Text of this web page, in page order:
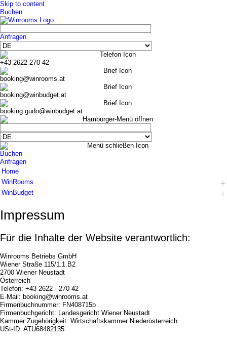
Skip to content
Buchen
Anfragen
+43 2622 270 42
booking@winrooms.at
booking@winbudget.at
booking.gudo@winbudget.at
Buchen
Anfragen
Home
WinRooms
Hotel
Frühstück
Bar-Lounge
Bildergalerie
Gruppen & Geschäftsreisende
Teambuilding
Angebote
Kontakt
Jobs
WinBudget
Zimmer Wiener Neustadt
Zimmer Guntramsdorf
Frühstück
Seminare
Gruppen & Geschäftsreisende
Teambuilding
Angebote
Kontakt
Jobs
Impressum
Für die Inhalte der Website verantwortlich:
Winrooms Betriebs GmbH
Wiener Straße 115/1.1.B2
2700 Wiener Neustadt
Österreich
Telefon: +43 2622 - 270 42
E-Mail: booking@winrooms.at
Firmenbuchnummer: FN408715b
Firmenbuchgericht: Landesgericht Wiener Neustadt
Kammer Zugehörigkeit: Wirtschaftskammer Niederösterreich
USt-ID: ATU68482135